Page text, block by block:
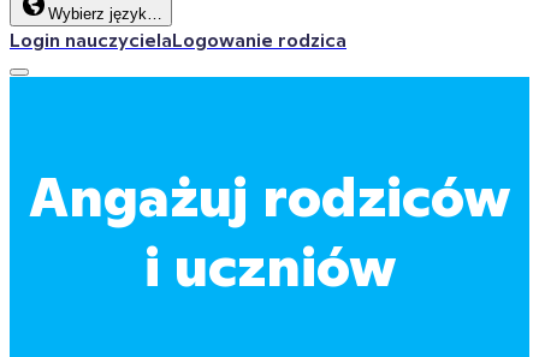
Wybierz język…
Login nauczycielaLogowanie rodzica
Angażuj rodziców
i uczniów